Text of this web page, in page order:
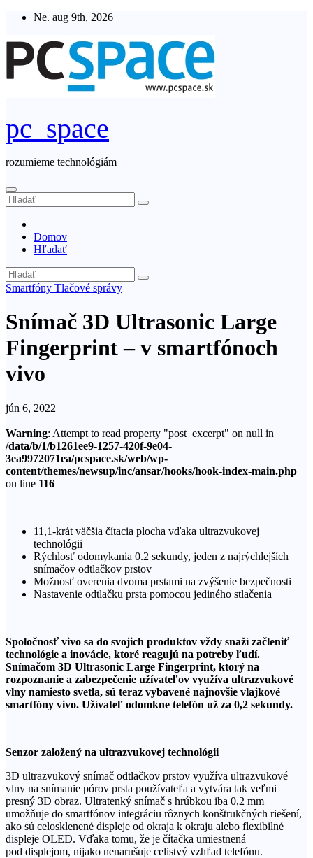
Skip
content
Ne. aug 9th, 2026
pc_space
rozumieme technológiám
Domov
Hľadať
Smartfóny Tlačové správy
Snímač 3D Ultrasonic Large
Fingerprint – v smartfónoch
vivo
jún 6, 2022
Warning: Attempt to read property "post_excerpt" on null in
/data/b/1/b1261ee9-1257-420f-9e04-
3ea9972071ea/pcspace.sk/web/wp-
content/themes/newsup/inc/ansar/hooks/hook-index-main.php
on line 116
11,1-krát väčšia čítacia plocha vďaka ultrazvukovej
technológii
Rýchlosť odomykania 0.2 sekundy, jeden z najrýchlejších
snímačov odtlačkov prstov
Možnosť overenia dvoma prstami na zvýšenie bezpečnosti
Nastavenie odtlačku prsta pomocou jediného stlačenia
Spoločnosť vivo sa do svojich produktov vždy snaží začleniť
technológie a inovácie, ktoré reagujú na potreby ľudí.
Snímačom 3D Ultrasonic Large Fingerprint, ktorý na
rozpoznanie a zabezpečenie užívateľov využíva ultrazvukové
vlny namiesto svetla, sú teraz vybavené najnovšie vlajkové
smartfóny vivo. Užívateľ odomkne telefón už za 0,2 sekundy.
Senzor založený na ultrazvukovej technológii
3D ultrazvukový snímač odtlačkov prstov využíva ultrazvukové
vlny na snímanie pórov prsta používateľa a vytvára tak veľmi
presný 3D obraz. Ultratenký snímač s hrúbkou iba 0,2 mm
umožňuje do smartfónov integráciu rôznych konštrukčných riešení,
ako sú celosklenené displeje od okraja k okraju alebo flexibilné
displeje OLED. Vďaka tomu, že je čítačka umiestnená
pod displejom, nijako nenarušuje celistvý vzhľad telefónu.